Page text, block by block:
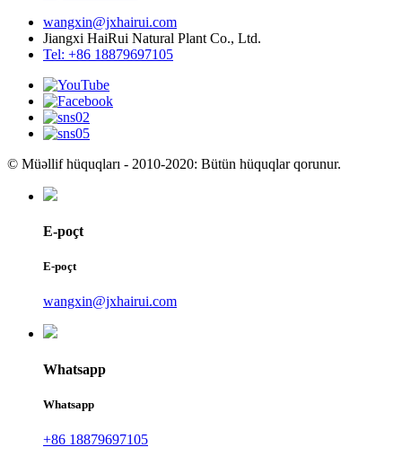
wangxin@jxhairui.com
Jiangxi HaiRui Natural Plant Co., Ltd.
Tel: +86 18879697105
© Müəllif hüquqları - 2010-2020: Bütün hüquqlar qorunur.
E-poçt
E-poçt
wangxin@jxhairui.com
Whatsapp
Whatsapp
+86 18879697105